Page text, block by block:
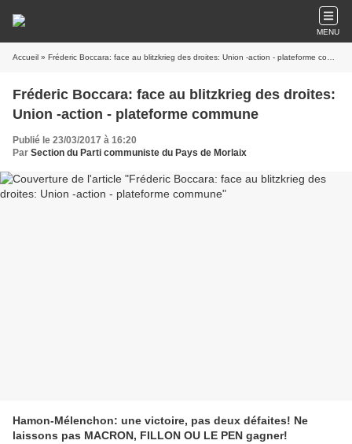
MENU
Accueil » Fréderic Boccara: face au blitzkrieg des droites: Union -action - plateforme commune
Fréderic Boccara: face au blitzkrieg des droites:
Union -action - plateforme commune
Publié le 23/03/2017 à 16:20
Par Section du Parti communiste du Pays de Morlaix
Hamon-Mélenchon: une victoire, pas deux défaites! Ne
laissons pas MACRON, FILLON OU LE PEN gagner!